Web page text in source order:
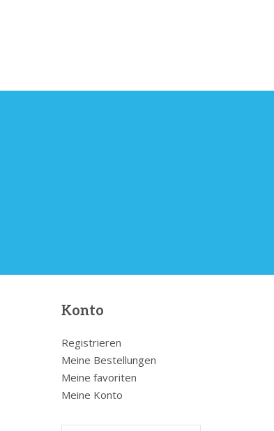
Konto
Registrieren
Meine Bestellungen
Meine favoriten
Meine Konto